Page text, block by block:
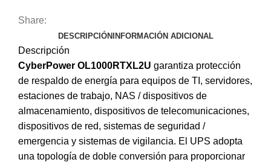
Share:
DESCRIPCIÓNINFORMACIÓN ADICIONAL
Descripción
CyberPower OL1000RTXL2U garantiza protección
de respaldo de energía para equipos de TI, servidores,
estaciones de trabajo, NAS / dispositivos de
almacenamiento, dispositivos de telecomunicaciones,
dispositivos de red, sistemas de seguridad /
emergencia y sistemas de vigilancia. El UPS adopta
una topología de doble conversión para proporcionar